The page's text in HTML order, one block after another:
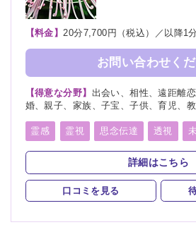
【料金】 20分7,700円（税込）／以降1
お問い合わせく
【得意な分野】 出会い、相性、遠距離
婚、親子、家族、子宝、子供、育児、
談、健康、金運、引越し、開運、故人
未来、将来、運勢、心霊相談、心霊写
ト、霊障
霊感 霊視 思念伝達 透視
霊査 霊符 霊眼 前世 後世
守護霊 背後霊 死者霊の降霊
霊媒(憑依) チャネリング オーラ
スピリチュアルカウンセリング チ
詳細はこちら
口コミを見る